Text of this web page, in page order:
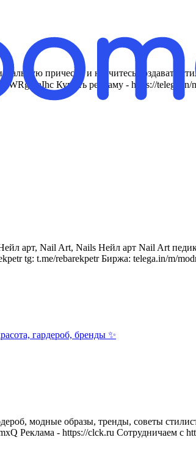
прическу и научитесь создавать
Купить рекламу - https://
арт, Nail Art, Nails Нейл арт Nail Art
tg: t.me/rebarekpetr Биржа: telega.in/m/
гардероб, бренды ✨
модные образы, тренды, советы
Реклама - https://clck.ru Сотрудничаем с